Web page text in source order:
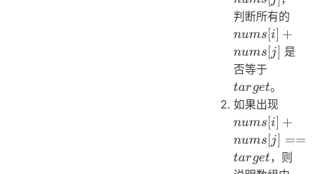
判断所有的
+
nums [i] +
nums [j] 是
否等于
target。
如果出现
+
==
target
nums [i] +
nums [j] ==
target，则